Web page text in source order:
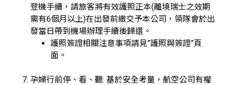
登機手續，請旅客將有效護照正本(離境瑞士之效期
需有6個月以上)在出發前繳交予本公司，領隊會於出
發當日帶到機場辦理手續後歸還。
護照簽證相關注意事項請見”護照與簽證”頁
面。
孕婦行前停、看、聽: 基於安全考量，航空公司有權